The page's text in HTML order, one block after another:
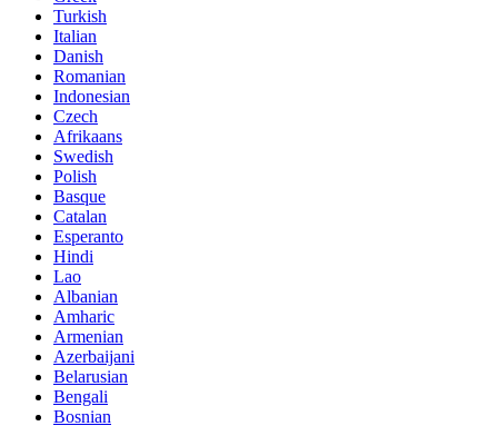
Turkish
Italian
Danish
Romanian
Indonesian
Czech
Afrikaans
Swedish
Polish
Basque
Catalan
Esperanto
Hindi
Lao
Albanian
Amharic
Armenian
Azerbaijani
Belarusian
Bengali
Bosnian